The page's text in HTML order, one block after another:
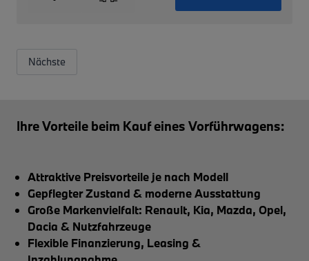
Nächste
Ihre Vorteile beim Kauf eines Vorführwagens:
Attraktive Preisvorteile je nach Modell
Gepflegter Zustand & moderne Ausstattung
Große Markenvielfalt: Renault, Kia, Mazda, Opel,
Dacia & Nutzfahrzeuge
Flexible Finanzierung, Leasing &